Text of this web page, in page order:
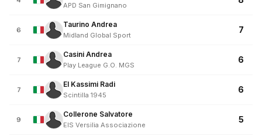
APD San Gimignano
6
Taurino Andrea
Midland Global Sport
7
7
Casini Andrea
Play League G.O. MGS
6
7
El Kassimi Radi
Scintilla 1945
6
9
Collerone Salvatore
EIS Versilia Associazione
5